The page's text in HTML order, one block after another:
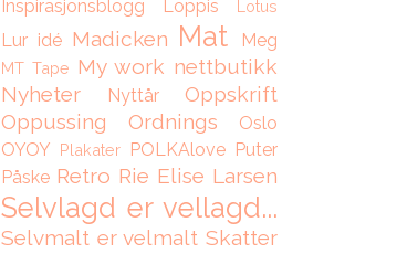
Inspirasjonsblogg
Loppis Lotus
Lur idé Madicken Mat Meg
MT Tape My work nettbutikk
Nyheter
Nyttår
Oppskrift
Oppussing
Ordnings
Oslo
OYOY Plakater POLKAlove Puter
Påske Retro Rie Elise Larsen
Selvlagd er vellagd...
Selvmalt er velmalt Skatter